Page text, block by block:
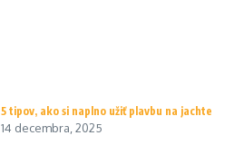
5 tipov, ako si naplno užiť plavbu na jachte
14 decembra, 2025